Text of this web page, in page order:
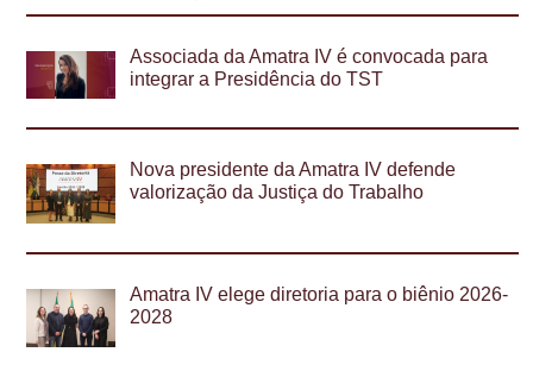
Associada da Amatra IV é convocada para
integrar a Presidência do TST
Nova presidente da Amatra IV defende
valorização da Justiça do Trabalho
Amatra IV elege diretoria para o biênio 2026-
2028